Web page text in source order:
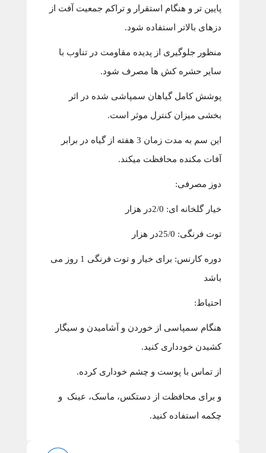
پایین تر و هنگام استقرار و تراکم جمعیت آفت از
دزهای بالاتر استفاده شود.
منظور جلوگیری از پدیده مقاومت در تناوب با
سایر حشره کش ها مصرف شود.
پوشش کامل گیاهان سمپاشی شده در اثر
بخشی میزان کنترل موثر است.
این سم به مدت زمان 3 هفته از گیاه در برابر
آفات مکنده محافظت میکند.
دوز مصرفی:
خیار گلخانه ای: 2/0در هزار
توت فرنگی: 25/0در هزار
دوره کارنس:
برای خیار و توت فرنگی 1 روز می
باشد
احتیاط:
هنگام سمپاسی از خوردن و آشامیدن و سیگار
کشیدن خودداری کنید.
از تماس با پوست و چشم خوداری کرده.
و برای محافظت از دستکس، ماسک، عینک و
چکمه استفاده کنید.